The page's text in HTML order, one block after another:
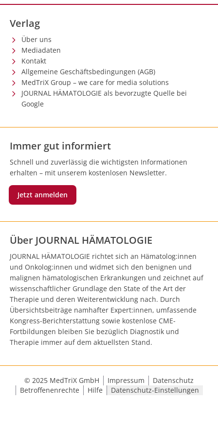
Verlag
Über uns
Mediadaten
Kontakt
Allgemeine Geschäftsbedingungen (AGB)
MedTriX Group – we care for media solutions
JOURNAL HÄMATOLOGIE als bevorzugte Quelle bei
Google
Immer gut informiert
Schnell und zuverlässig die wichtigsten Informationen
erhalten – mit unserem kostenlosen Newsletter.
Jetzt anmelden
Über JOURNAL HÄMATOLOGIE
JOURNAL HÄMATOLOGIE richtet sich an Hämatolog:innen
und Onkolog:innen und widmet sich den benignen und
malignen hämatologischen Erkrankungen und zeichnet auf
wissenschaftlicher Grundlage den State of the Art der
Therapie und deren Weiterentwicklung nach. Durch
Übersichtsbeiträge namhafter Expert:innen, umfassende
Kongress-Berichterstattung sowie kostenlose CME-
Fortbildungen bleiben Sie bezüglich Diagnostik und
Therapie immer auf dem aktuellsten Stand.
© 2025 MedTriX GmbH Impressum
Datenschutz
Betroffenenrechte
Hilfe Datenschutz-Einstellungen